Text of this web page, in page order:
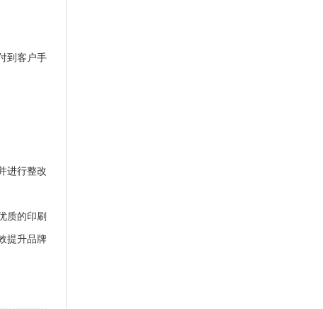
到客户手
进行整改
质的印刷
提升品牌